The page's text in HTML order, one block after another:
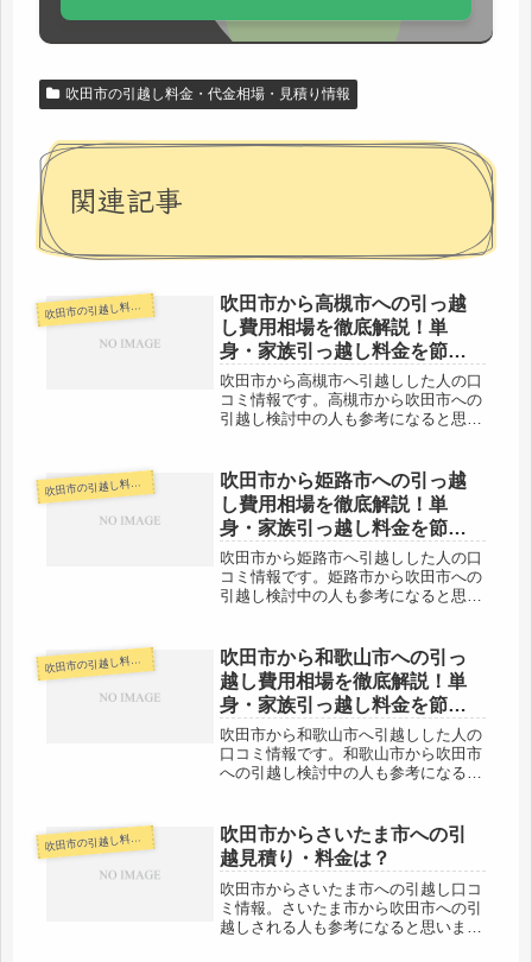
吹田市の引越し料金・代金相場・見積り情報
関連記事
吹田市の引越し料金・代金相場・見積り情報
吹田市から高槻市への引っ越
し費用相場を徹底解説！単
身・家族引っ越し料金を節約
する裏技
吹田市から高槻市へ引越しした人の口
コミ情報です。高槻市から吹田市への
引越し検討中の人も参考になると思い
中で完了するケースも多いです。代金
も格安でいける業者さんも多いと思い
ま...
吹田市の引越し料金・代金相場・見積り情報
吹田市から姫路市への引っ越
し費用相場を徹底解説！単
身・家族引っ越し料金を節約
する裏技
吹田市から姫路市へ引越しした人の口
コミ情報です。姫路市から吹田市への
引越し検討中の人も参考になると思い
（市役所間）車で約１時間半から２時
間程度の範囲ですので、その日のうち
の引...
吹田市の引越し料金・代金相場・見積り情報
吹田市から和歌山市への引っ
越し費用相場を徹底解説！単
身・家族引っ越し料金を節約
する裏技
吹田市から和歌山市へ引越しした人の
口コミ情報です。和歌山市から吹田市
への引越し検討中の人も参考になると
代金も高くなりがちなので、早めに複
数社に見積りをもらいましょう。引...
吹田市の引越し料金・代金相場・見積り情報
吹田市からさいたま市への引
越見積り・料金は？
吹田市からさいたま市への引越し口コ
ミ情報。さいたま市から吹田市への引
越しされる人も参考になると思いま